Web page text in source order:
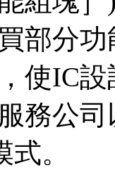
部分
使IC
務公
。